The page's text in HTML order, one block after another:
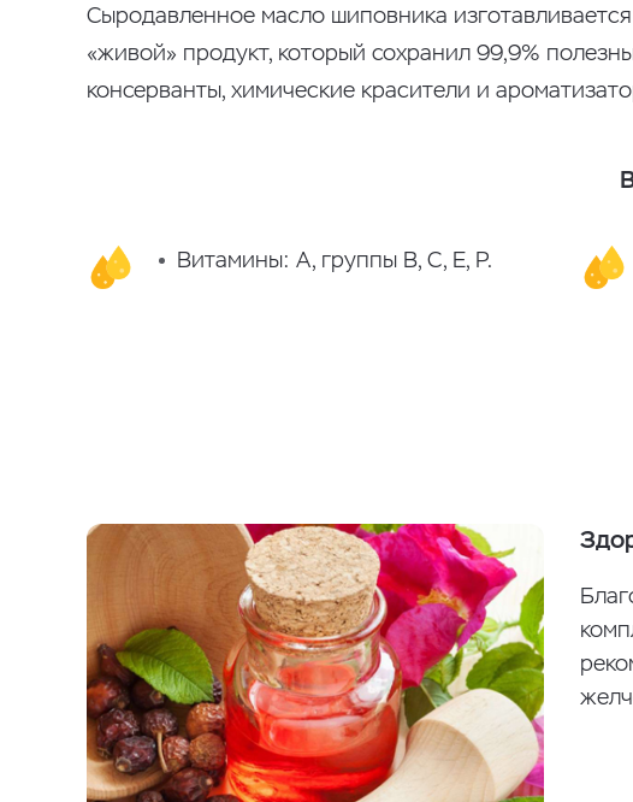
Сыродавленное масло шиповника
«живой» продукт, который сохранил 99,9%
консерванты, химические красители и
Витамины: А, группы B, С, E, P.